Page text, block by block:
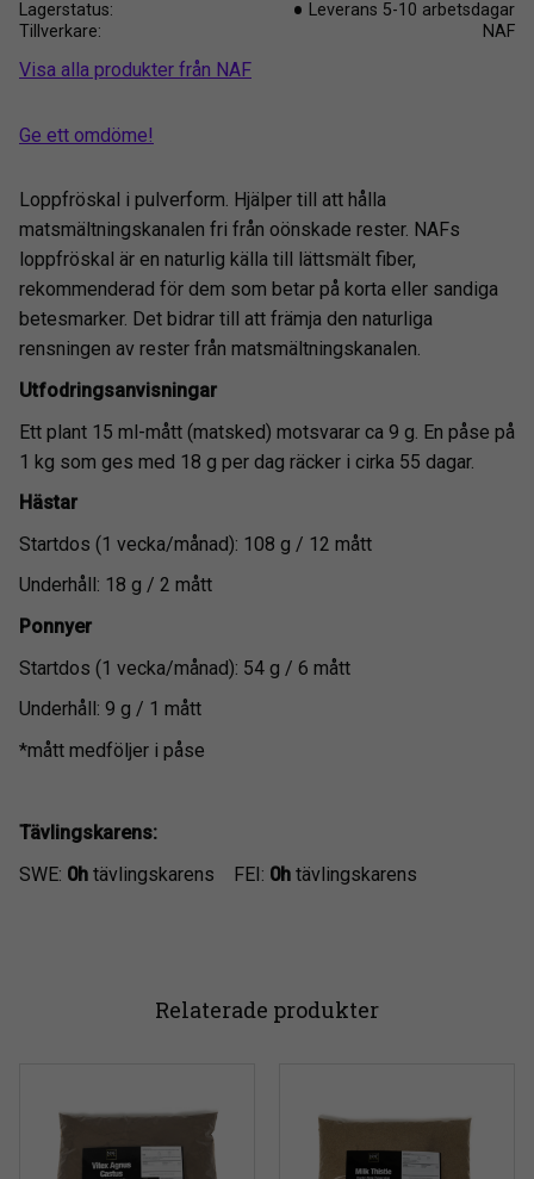
Lagerstatus
Leverans 5-10 arbetsdagar
Tillverkare
NAF
Visa alla produkter från NAF
Ge ett omdöme!
Loppfröskal i pulverform. Hjälper till att hålla
matsmältningskanalen fri från oönskade rester. NAFs
loppfröskal är en naturlig källa till lättsmält fiber,
rekommenderad för dem som betar på korta eller sandiga
betesmarker. Det bidrar till att främja den naturliga
rensningen av rester från matsmältningskanalen.
Utfodringsanvisningar
Ett plant 15 ml-mått (matsked) motsvarar ca 9 g. En påse på
1 kg som ges med 18 g per dag räcker i cirka 55 dagar.
Hästar
Startdos (1 vecka/månad): 108 g / 12 mått
Underhåll: 18 g / 2 mått
Ponnyer
Startdos (1 vecka/månad): 54 g / 6 mått
Underhåll: 9 g / 1 mått
*mått medföljer i påse
Tävlingskarens:
SWE: 0h tävlingskarens FEI: 0h tävlingskarens
Relaterade produkter